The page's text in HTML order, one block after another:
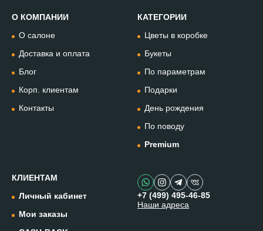
О КОМПАНИИ
О салоне
Доставка и оплата
Блог
Корп. клиентам
Контакты
КАТЕГОРИИ
Цветы в коробке
Букеты
По параметрам
Подарки
День рождения
По поводу
Premium
КЛИЕНТАМ
Личный кабинет
Мои заказы
+7 (499) 495-46-85
Наши адреса
Позвонить
+74994954685
WhatsApp
+79912981236
@omflowersbot
Instagram